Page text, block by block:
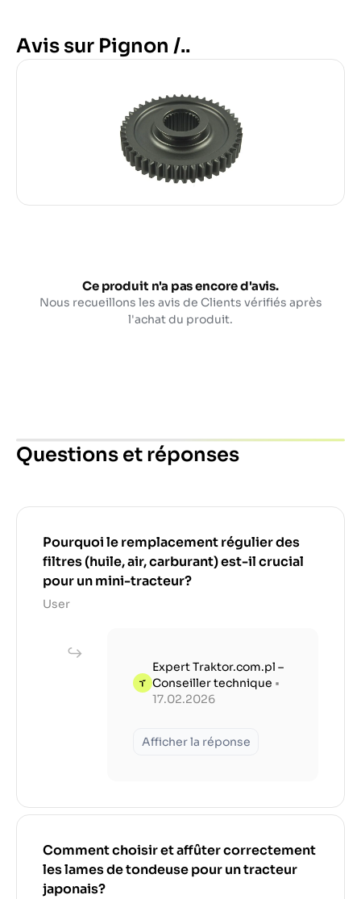
Avis sur Pignon /..
Ce produit n'a pas encore d'avis.
Nous recueillons les avis de Clients vérifiés après
l'achat du produit.
Questions et réponses
Pourquoi le remplacement régulier des
filtres (huile, air, carburant) est-il crucial
pour un mini-tracteur?
User
Expert Traktor.com.pl –
Conseiller technique •
17.02.2026
Afficher la réponse
Comment choisir et affûter correctement
les lames de tondeuse pour un tracteur
japonais?